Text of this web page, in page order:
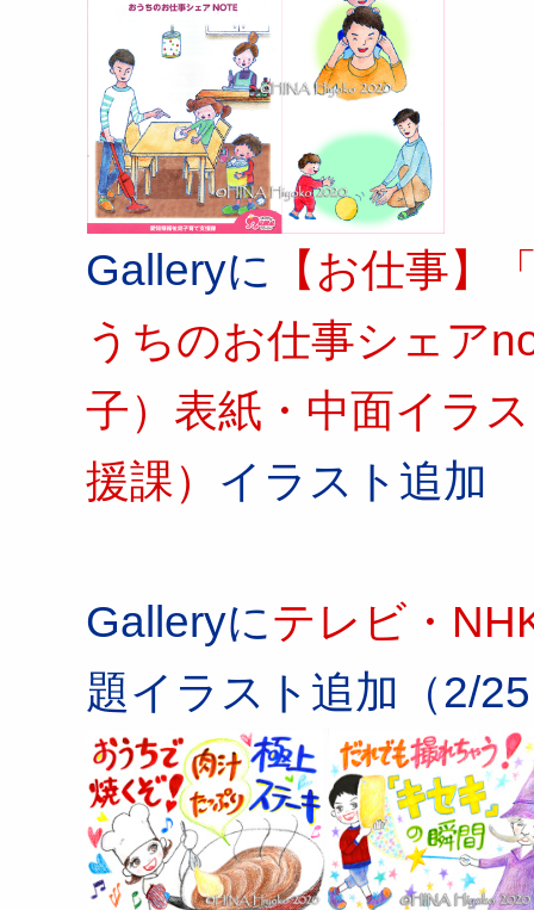
Galleryに 【お仕事】
うちのお仕事シェア
子）表紙・中面イラ
援課） イラスト追加
Galleryにテレビ・
題イラスト追加（2/